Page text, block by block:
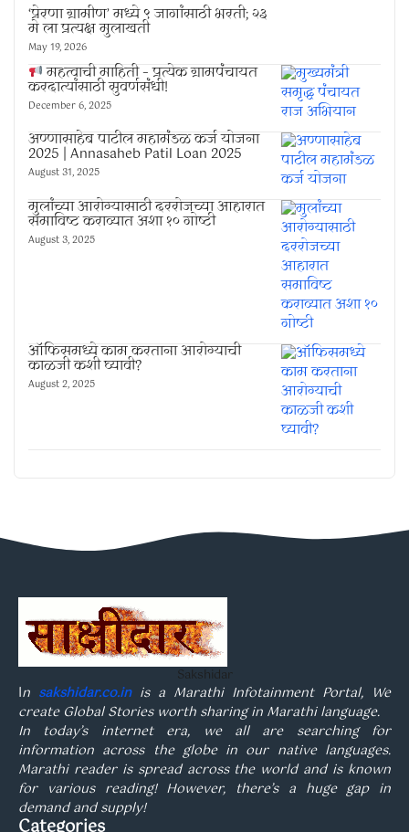
‘प्रेरणा ग्रामीण’ मध्ये ९ जागांसाठी भरती; २३
मे ला प्रत्यक्ष मुलाखती
May 19, 2026
महत्वाची माहिती – प्रत्येक ग्रामपंचायत
करदात्यांसाठी सुवर्णसंधी!
December 6, 2025
अण्णासाहेब पाटील महामंडळ कर्ज योजना
2025 | Annasaheb Patil Loan 2025
August 31, 2025
मुलांच्या आरोग्यासाठी दररोजच्या आहारात
समाविष्ट कराव्यात अशा १० गोष्टी
August 3, 2025
ऑफिसमध्ये काम करताना आरोग्याची
काळजी कशी घ्यावी?
August 2, 2025
Sakshidar
In sakshidar.co.inis a Marathi Infotainment Portal, We
create Global Stories worth sharing in Marathi language.
In today’s internet era, we all are searching for
information across the globe in our native languages.
Marathi reader is spread across the world and is known
for various reading! However, there’s a huge gap in
demand and supply!